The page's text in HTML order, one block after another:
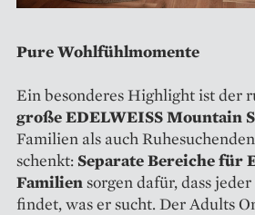
Pure Wohlfühlmomente
Ein besonderes Highlight ist der
große EDELWEISS Mountain
Familien als auch
schenkt: Separate Bereiche für
Familiensorgen dafür, dass
findet, was er sucht. Der Adults